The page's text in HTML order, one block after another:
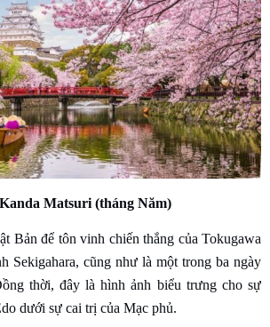
Matsuri (tháng Năm)
Bản để tôn vinh chiến thắng của Tokugawa
Sekigahara, cũng như là một trong ba ngày
thời, đây là hình ảnh biểu trưng cho sự
dưới sự cai trị của Mạc phủ.